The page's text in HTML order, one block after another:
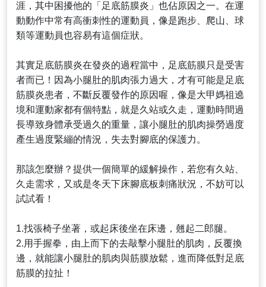
涯，其中困擾他的「足底筋膜炎」也佔原因之一。在運
動動作中常有高衝刺性的運動員，像是跑步、爬山、球
類等運動員也容易有這個症狀。
其實足底筋膜炎在發炎的過程當中，足底筋膜只是受害
者而已！因為小腿肚的肌肉張力過大，才有可能是足底
筋膜炎患者，不斷反覆發作的原因喔，像是大甲媽祖遶
境和運動家都有個特點，就是久站或久走，運動時間過
長導致身體承受過久的重量，讓小腿肚的肌肉操勞過度
產生過度緊繃的情況，失去對腳底的保護力。
那該怎麼辦？提供一個簡單的緩解操作，若您有久站、
久走需求，又或是冬天下床腳底板刺痛狀況，不妨可以
試試看！
1.找張椅子坐著，或起床後坐在床邊，翹起二郎腿。
2.用手握拳，由上而下的去敲擊小腿肚的肌肉，反覆換
邊，就能讓小腿肚的肌肉與筋膜放鬆，進而降低對足底
筋膜的拉扯！